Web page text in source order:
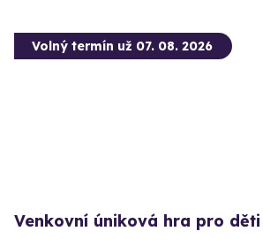
Volný termín už 07. 08. 2026
Venkovní úniková hra pro děti